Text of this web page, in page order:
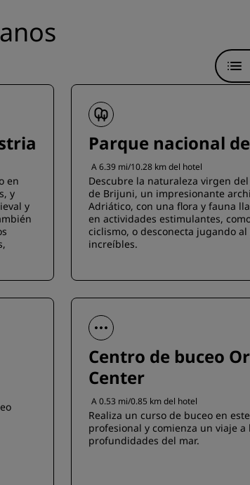
en
y
y
Parque nacional
A 6.39 mi/10.28 km del hotel
Descubre la naturaleza virgen
de Brijuni, un impresionante
Adriático, con una flora y fauna
en actividades estimulantes,
ciclismo, o desconecta jugando
increíbles.
Centro de buceo
Center
A 0.53 mi/0.85 km del hotel
Realiza un curso de buceo en
profesional y comienza un viaje a
profundidades del mar.